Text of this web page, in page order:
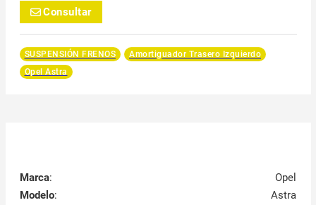
Consultar
SUSPENSIÓN FRENOS
Amortiguador Trasero Izquierdo
Opel Astra
Marca:
Opel
Modelo:
Astra